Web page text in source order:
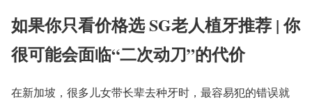
如果你只看价格选 SG老人植牙推荐 | 你
很可能会面临“二次动刀”的代价
在新加坡，很多儿女带长辈去种牙时，最容易犯的错误就